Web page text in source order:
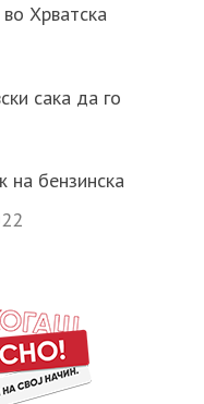
Хрватска
сака да го
бензинска